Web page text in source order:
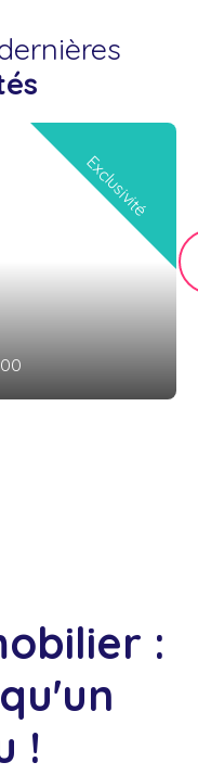
Exclusivité
:
!